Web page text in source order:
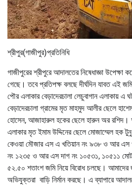
শ্রীপুর(গাজীপুর)প্রতিনিধি
গাজীপুরের শ্রীপুরে আদালতের নিষেধাজ্ঞা উপেক্ষা
গেছে। তবে প্রতিপক্ষ বলছে দীর্ঘদিন যাবত এই
পৌর এলাকার বেড়াদেরচালা লেচুবাগান এলাকায়
বেড়াদেরচালা গ্রামের মৃত মাহমুদ আলীর ছেলে
হোসেন, আজাহারুল হকের ছেলে হারুন অর রশিদ।
এলাকার মৃত ইমাম উদ্দিনের ছেলে মোজাম্মেল হক
কেওয়া মৌজার এস এ খতিয়ান নং ৯৩৮ ও আর এস
নং ১২৩৫ ও আর এস দাগ নং ১০৫৩১, ১০৫১১ মোট
৫২.৫০ শতাংশ জমি নিয়ে বিরোধ চলছে।
অভিযুক্তরা বাড়ি নির্মান করছে। এ ব্যাপারে